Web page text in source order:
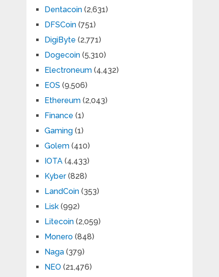
Dentacoin(2,631)
DFSCoin(751)
DigiByte (2,771)
Dogecoin(5,310)
Electroneum(4,432)
EOS (9,506)
Ethereum(2,043)
Finance (1)
Gaming(1)
Golem(410)
IOTA(4,433)
Kyber(828)
LandCoin(353)
Lisk(992)
Litecoin(2,059)
Monero(848)
Naga(379)
NEO (21,476)